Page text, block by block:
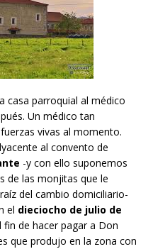
casa parroquial al médico
Un médico tan
vivas al momento.
al convento de
-y con ello suponemos
de las monjitas que le
del cambio domiciliario-
el dieciocho de julio de
de hacer pagar a Don
que produjo en la zona con